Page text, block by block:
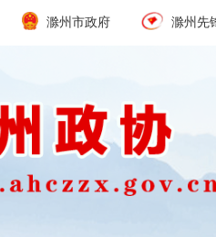
滁州市政府 滁州先